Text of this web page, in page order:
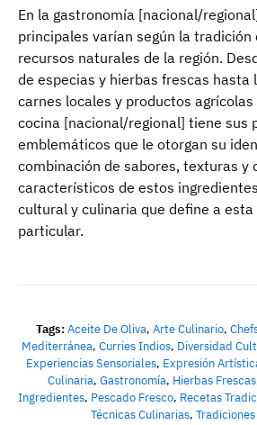
En la gastronomía [nacional/
principales varían según la tradición
recursos naturales de la región.
de especias y hierbas frescas hasta
carnes locales y productos
cocina [nacional/regional] tiene sus
emblemáticos que le otorgan su
combinación de sabores, texturas y
característicos de estos
cultural y culinaria que define a esta
particular.
Tags: Aceite De Oliva, Arte Culinario,
Mediterránea, Curries Indios, Diversidad
Experiencias Sensoriales, Expresión
Culinaria, Gastronomía, Hierbas Frescas
Ingredientes, Pescado Fresco, Recetas
Técnicas Culinarias,